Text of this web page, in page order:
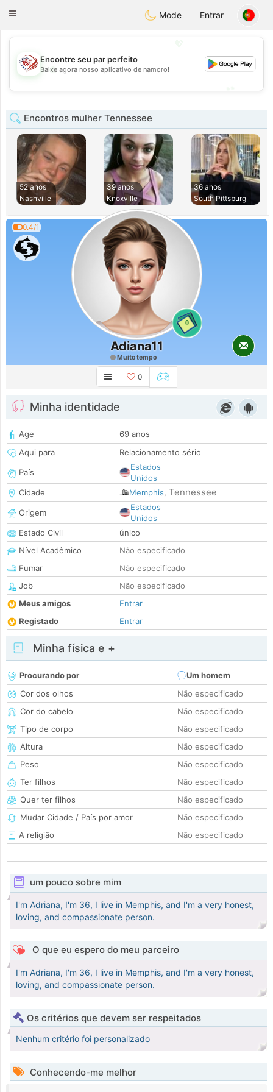
Dating
Toggle
Mode Entrar
💖
💕
Encontre seu par perfeito
Baixe agora nosso aplicativo de namoro!
Encontros mulher Tennessee
52 anos
Nashville
39 anos
Knoxville
36 anos
South Pittsburg
0.4/1
0
Adiana11
Muito tempo
0
Minha identidade
Age
69 anos
Aqui para
Relacionamento sério
País
Estados
Unidos
Cidade
Memphis, Tennessee
Origem
Estados
Unidos
Estado Civil
único
Nível Acadêmico
Não especificado
Fumar
Não especificado
Job
Não especificado
Meus amigos
Entrar
Registado
Entrar
Minha física e +
Procurando por
Um homem
Cor dos olhos
Não especificado
Cor do cabelo
Não especificado
Tipo de corpo
Não especificado
Altura
Não especificado
Peso
Não especificado
Ter filhos
Não especificado
Quer ter filhos
Não especificado
Mudar Cidade / País por amor
Não especificado
A religião
Não especificado
um pouco sobre mim
I'm Adriana, I'm 36, I live in Memphis, and I'm a very honest,
loving, and compassionate person.
O que eu espero do meu parceiro
I'm Adriana, I'm 36, I live in Memphis, and I'm a very honest,
loving, and compassionate person.
Os critérios que devem ser respeitados
Nenhum critério foi personalizado
Conhecendo-me melhor